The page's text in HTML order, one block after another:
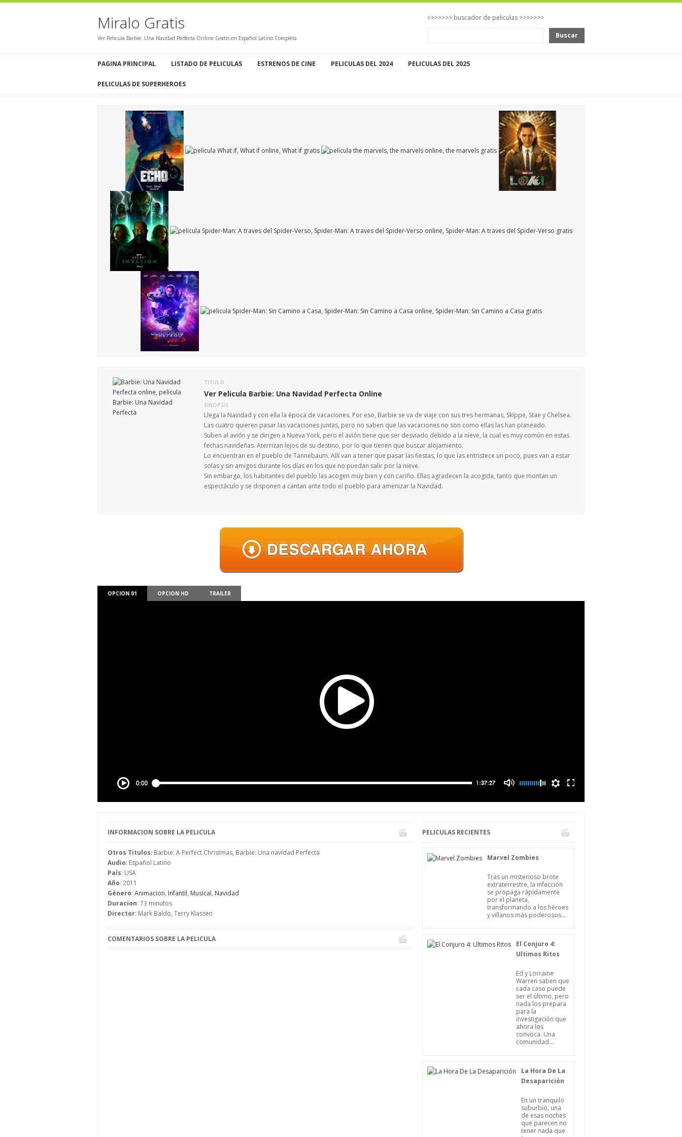
Miralo Gratis
Ver Pelicula Barbie: Una Navidad Perfecta Online Gratis en Español Latino Completa
>>>>>>> buscador de peliculas >>>>>>>
Buscar
PAGINA PRINCIPAL LISTADO DE PELICULAS ESTRENOS DE CINE PELICULAS DEL 2024 PELICULAS DEL 2025
PELICULAS DE SUPERHEROES
TITULO
Ver Pelicula Barbie: Una Navidad Perfecta Online
SINOPSIS
Llega la Navidad y con ella la época de vacaciones. Por eso, Barbie se va de viaje con sus tres hermanas, Skippe, Stae y Chelsea.
Las cuatro quieren pasar las vacaciones juntas, pero no saben que las vacaciones no son como ellas las han planeado.
Suben al avión y se dirigen a Nueva York, pero el avión tiene que ser desviado debido a la nieve, la cual es muy común en estas
fechas navideñas. Aterrizan lejos de su destino, por lo que tienen que buscar alojamiento.
Lo encuentran en el pueblo de Tannebaum. Allí van a tener que pasar las fiestas, lo que las entristece un poco, pues van a estar
solas y sin amigos durante los días en los que no puedan salir por la nieve.
Sin embargo, los habitantes del pueblo las acogen muy bien y con cariño. Ellas agradecen la acogida, tanto que montan un
espectáculo y se disponen a cantan ante todo el pueblo para amenizar la Navidad.
OPCION 01 OPCION HD TRAILER
INFORMACION SOBRE LA PELICULA
Otros Titulos: Barbie: A Perfect Christmas, Barbie: Una navidad Perfecta
Audio: Español Latino
País: USA
Año: 2011
Género: Animacion, Infantil, Musical, Navidad
Duracion: 73 minutos
Director: Mark Baldo, Terry Klassen
COMENTARIOS SOBRE LA PELICULA
PELICULAS RECIENTES
Marvel Zombies
Tras un misterioso brote
extraterrestre, la infección
se propaga rápidamente
por el planeta,
transformando a los héroes
y villanos más poderosos...
El Conjuro 4:
Ultimos Ritos
Ed y Lorraine
Warren saben que
cada caso puede
ser el último, pero
nada los prepara
para la
investigación que
ahora los
convoca. Una
comunidad...
La Hora De La
Desaparición
En un tranquilo
suburbio, una
de esas noches
que parecen no
tener nada que